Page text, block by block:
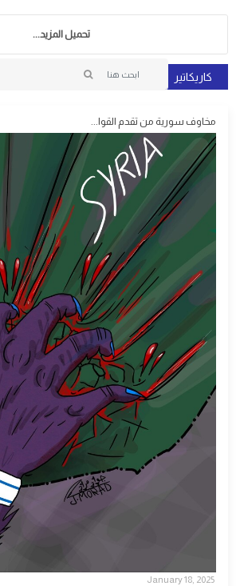
تحميل المزيد...
كاريكاتير
مخاوف سورية من تقدم القوا...
January 18, 2025